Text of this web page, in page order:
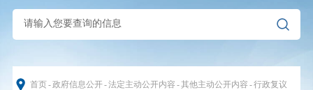
首页-政府信息公开-法定主动公开内容 -其他主动公开内容 -行政复议